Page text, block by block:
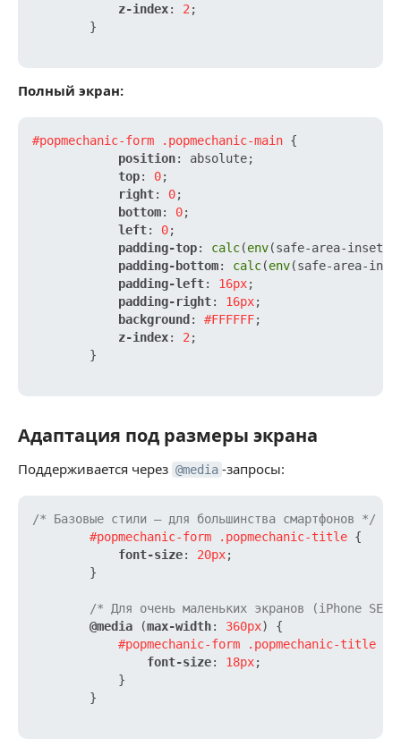
z-index: 2;
        }
Полный экран:
#popmechanic-form .popmechanic-main {
position: absolute;
top: 0;
right: 0;
bottom: 0;
left: 0;
padding-top: calc(env(safe-area-inset-
padding-bottom: calc(env(safe-area-
padding-left: 16px;
padding-right: 16px;
background : #FFFFFF;
z-index: 2;
        }
Адаптация под размеры экрана
Адаптация под размеры экрана
Поддерживается через @media -запросы:
/* Базовые стили — для большинства смартфонов */
#popmechanic-form
.popmechanic-title {
font-size: 20px;
        }
/* Для очень маленьких экранов (iPhone SE
@media (max-width: 360px) {
#popmechanic-form
.popmechanic-title
font-size: 18px;
            }
        }